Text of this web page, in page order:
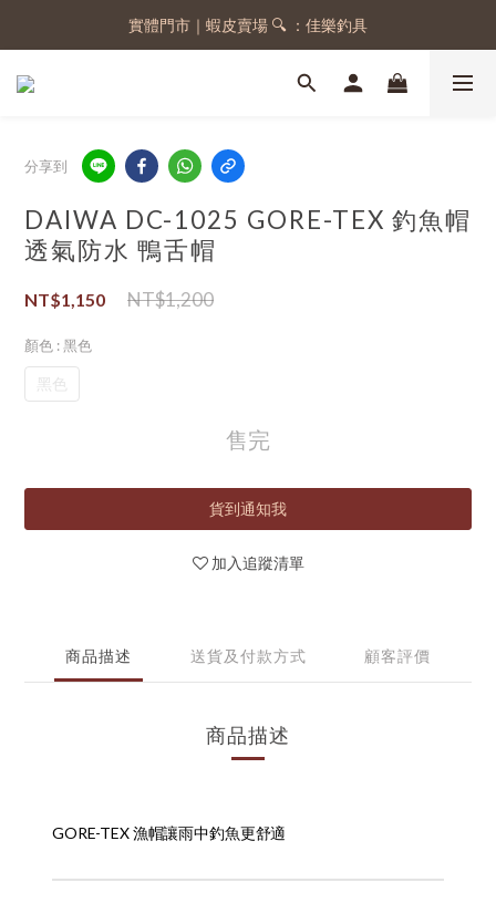
註冊會員，送 50 元購物金
實體門市｜蝦皮賣場 🔍 ：佳樂釣具
註冊會員，送 50 元購物金
分享到
DAIWA DC-1025 GORE-TEX 釣魚帽
透氣防水 鴨舌帽
NT$1,150 NT$1,200
顏色 : 黑色
黑色
售完
貨到通知我
加入追蹤清單
商品描述 送貨及付款方式 顧客評價
商品描述
GORE-TEX 漁帽讓雨中釣魚更舒適